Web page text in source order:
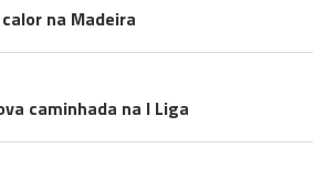
na Madeira
caminhada na I Liga